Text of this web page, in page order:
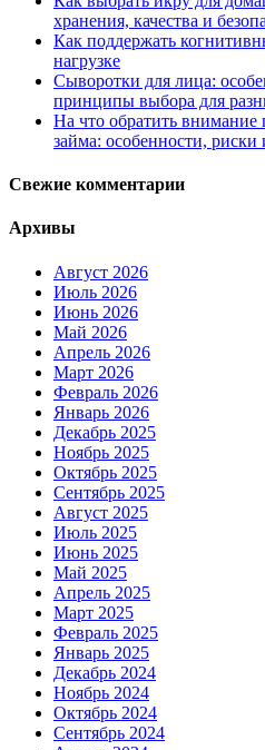
хранения, качества и
Как поддержать
нагрузке
Сыворотки для лица:
принципы выбора для
На что обратить
займа: особенности,
Свежие комментарии
Архивы
Август 2026
Июль 2026
Июнь 2026
Май 2026
Апрель 2026
Март 2026
Февраль 2026
Январь 2026
Декабрь 2025
Ноябрь 2025
Октябрь 2025
Сентябрь 2025
Август 2025
Июль 2025
Июнь 2025
Май 2025
Апрель 2025
Март 2025
Февраль 2025
Январь 2025
Декабрь 2024
Ноябрь 2024
Октябрь 2024
Сентябрь 2024